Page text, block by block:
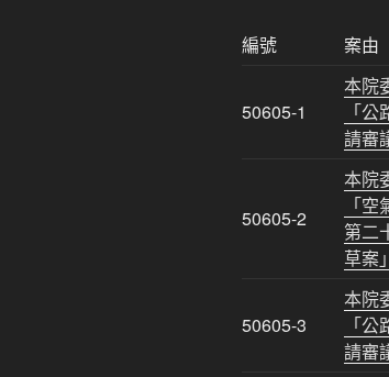
編號 案由
50605-1
本院
「
請審
50605-2
本院
「
第二
草案
50605-3
本院
「
請審